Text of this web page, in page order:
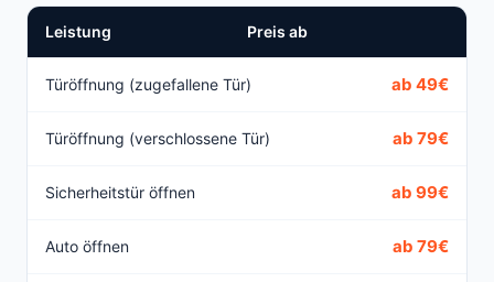
Leistung Preis ab
Türöffnung (zugefallene Tür) ab 49€
Türöffnung (verschlossene Tür) ab 79€
Sicherheitstür öffnen ab 99€
Auto öffnen ab 79€